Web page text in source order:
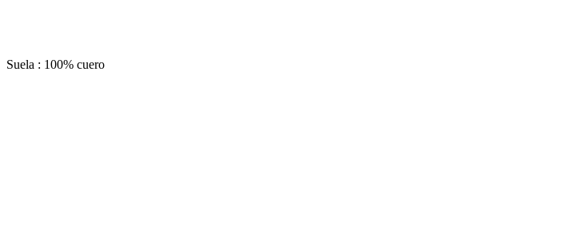
Suela : 100% cuero